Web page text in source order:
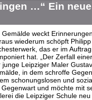
…“ Ein
Gemälde weckt
wiederum schöpft
das er im
hat. „Der Zerfall
junge Leipziger Maler
in dem schroffe
schonungslosen und
Gegenwart und möchte mit
die Leipziger Schule